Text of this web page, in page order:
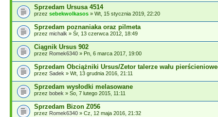
Sprzedam Ursusa 4514
przez sebekwolkasos » Wt, 15 stycznia 2019, 22:20
Sprzedam poznaniaka oraz pilmeta
przez michalk » Śr, 13 czerwca 2012, 18:49
Ciągnik Ursus 902
przez Romek6340 » Pn, 6 marca 2017, 19:00
Sprzedam Obciążniki Ursus/Zetor talerze wału
przez Sadek » Wt, 13 grudnia 2016, 21:11
Sprzedam wysłodki melasowane
przez bobek » So, 7 lutego 2015, 11:11
Sprzedam Bizon Z056
przez Romek6340 » Cz, 12 maja 2016, 21:32